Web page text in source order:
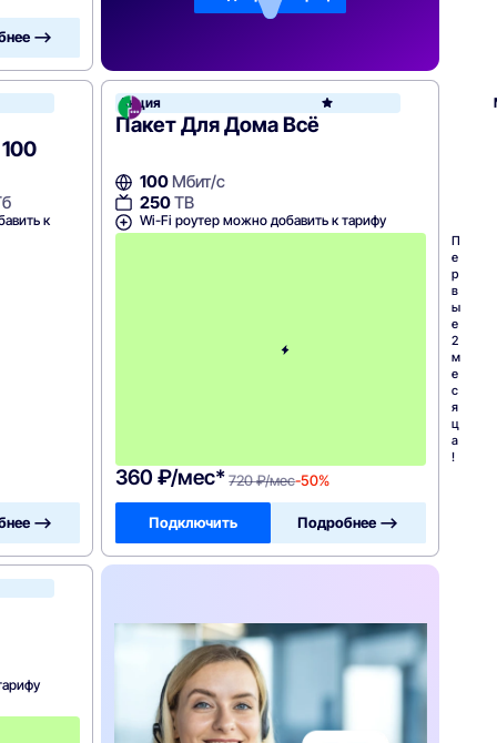
—>
Ростелеком
к
—>
Акция
Пакет Для Дома Всё
100 Мбит/с
250ТВ
Wi-Fi роутер можно добавить к тарифу
П
е
р
в
ы
е
2
м
е
с
я
ц
а
!
360 ₽/мес* 720 ₽/мес-50%
Подключить Подробнее —>